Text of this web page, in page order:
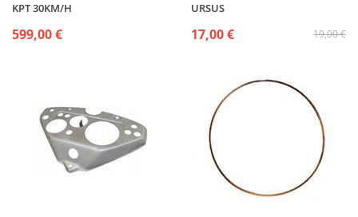
KPT 30KM/H
599,00 €
URSUS
19,00 €
17,00 €